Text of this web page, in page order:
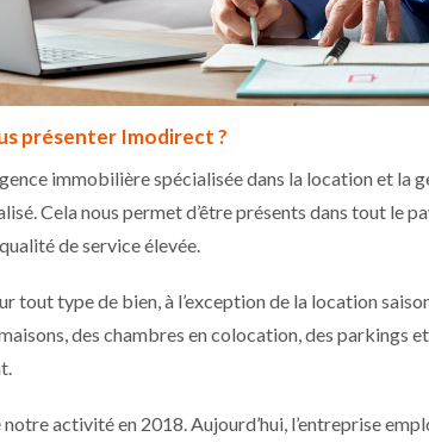
présenter Imodirect ?
immobilière spécialisée dans la location et la
Cela nous permet d’être présents dans tout le
de service élevée.
tout type de bien, à l’exception de la location
des chambres en colocation, des parkings
activité en 2018. Aujourd’hui, l’entreprise